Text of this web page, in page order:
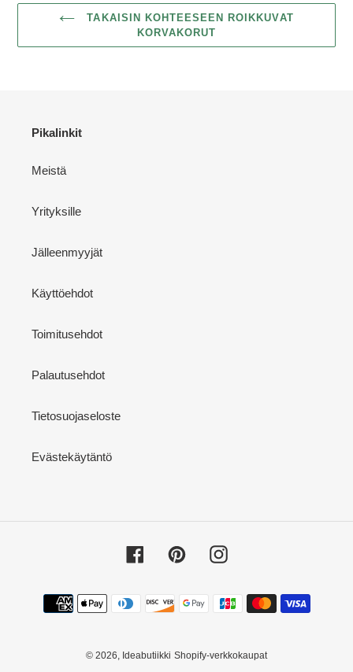
TAKAISIN KOHTEESEEN ROIKKUVAT
KORVAKORUT
Pikalinkit
Meistä
Yrityksille
Jälleenmyyjät
Käyttöehdot
Toimitusehdot
Palautusehdot
Tietosuojaseloste
Evästekäytäntö
FacebookPinterestInstagram
Maksutavat
© 2026, Ideabutiikki Shopify-verkkokaupat